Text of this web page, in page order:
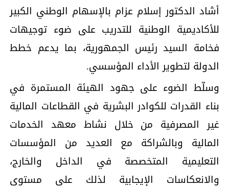
أشاد الدكتور إسلام عزام بالإسهام الوطني الكبير
للأكاديمية الوطنية للتدريب على ضوء توجيهات
فخامة السيد رئيس الجمهورية، بما يدعم خطط
الدولة لتطوير الأداء المؤسسي.
وسلّط الضوء على جهود الهيئة المستمرة في
بناء القدرات للكوادر البشرية في القطاعات المالية
غير المصرفية من خلال نشاط معهد الخدمات
المالية وبالشراكة مع العديد من المؤسسات
التعليمية المتخصصة في الداخل والخارج،
والانعكاسات الإيجابية لذلك على مستوى